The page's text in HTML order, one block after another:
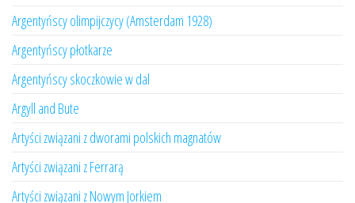
Argentyńscy olimpijczycy (Amsterdam 1928)
Argentyńscy płotkarze
Argentyńscy skoczkowie w dal
Argyll and Bute
Artyści związani z dworami polskich magnatów
Artyści związani z Ferrarą
Artyści związani z Nowym Jorkiem